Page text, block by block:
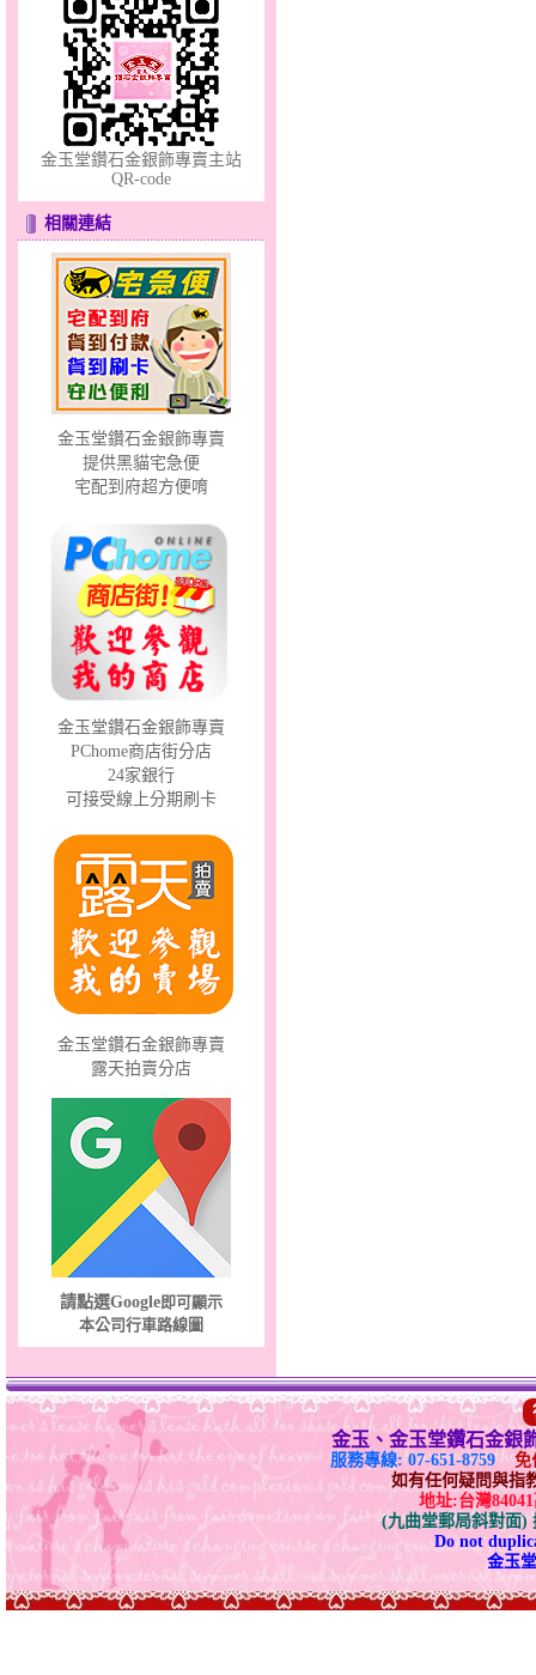
幸福溫暖～金銀鋼套鍊
夢想幸福～男黃金戒指
聽見愛～男金鋼手鍊
鎖愛情話～蠟線銀鋼手鍊
美人魚～金銀鋼套鍊
金玉堂鑽石金銀飾專賣主站
QR-code
相關連結
金玉堂鑽石金銀飾專賣
提供黑貓宅急便
宅配到府超方便唷
金玉堂鑽石金銀飾專賣
PChome商店街分店
24家銀行
可接受線上分期刷卡
金玉堂鑽石金銀飾專賣
露天拍賣分店
請點選Google即可顯示
本公司行車路線圖
金玉、金玉堂鑽石金銀
服務專線: 07-651-8759
免
如有任何疑問與指
地址:台灣
(九曲堂郵局斜對面)
Do not
金玉